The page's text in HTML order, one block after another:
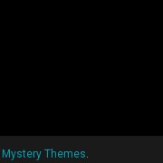
Mystery Themes.